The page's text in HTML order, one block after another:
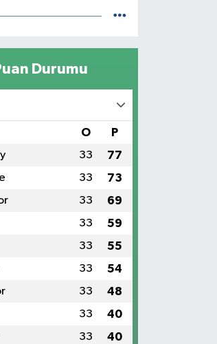
Durumu
O P
33 77
33 73
33 69
33 59
33 55
33 54
33 48
33 40
33 40